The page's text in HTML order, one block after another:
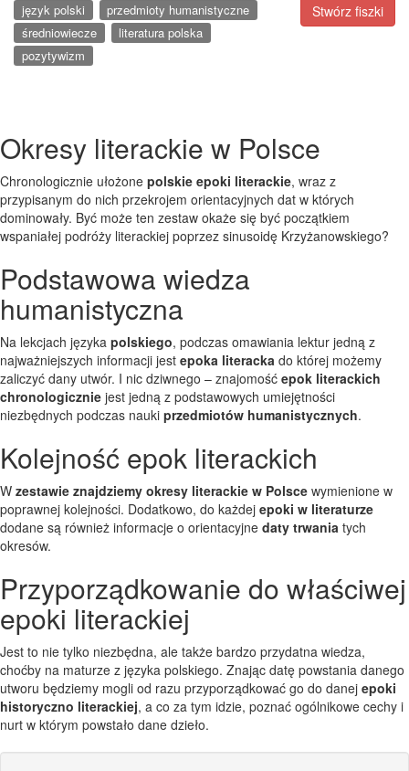
Stwórz fiszki
język polski
przedmioty humanistyczne
średniowiecze
literatura polska
pozytywizm
Okresy literackie w Polsce
Chronologicznie ułożone polskie epoki literackie, wraz z
przypisanym do nich przekrojem orientacyjnych dat w których
dominowały. Być może ten zestaw okaże się być początkiem
wspaniałej podróży literackiej poprzez sinusoidę Krzyżanowskiego?
Podstawowa wiedza
humanistyczna
Na lekcjach języka polskiego, podczas omawiania lektur jedną z
najważniejszych informacji jest epoka literacka do której możemy
zaliczyć dany utwór. I nic dziwnego – znajomość epok literackich
chronologicznie jest jedną z podstawowych umiejętności
niezbędnych podczas nauki przedmiotów humanistycznych.
Kolejność epok literackich
W zestawie znajdziemy okresy literackie w Polsce wymienione w
poprawnej kolejności. Dodatkowo, do każdej epoki w literaturze
dodane są również informacje o orientacyjne daty trwania tych
okresów.
Przyporządkowanie do właściwej
epoki literackiej
Jest to nie tylko niezbędna, ale także bardzo przydatna wiedza,
choćby na maturze z języka polskiego. Znając datę powstania danego
utworu będziemy mogli od razu przyporządkować go do danej epoki
historyczno literackiej, a co za tym idzie, poznać ogólnikowe cechy i
nurt w którym powstało dane dzieło.